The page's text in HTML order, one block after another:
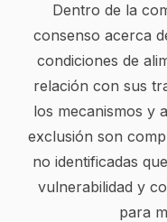
Dentro de la
consenso acerca
condiciones de
relación con sus
los mecanismos y
exclusión son
no identificadas
vulnerabilidad y
para